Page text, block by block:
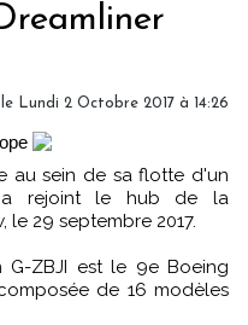
le Lundi 2 Octobre 2017 à 14:26
au sein de sa flotte d'un
rejoint le hub de la
29 septembre 2017.
G-ZBJI est le 9e Boeing
de 16 modèles